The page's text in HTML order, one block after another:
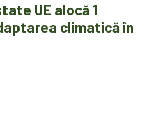
UE alocă 1
climatică în